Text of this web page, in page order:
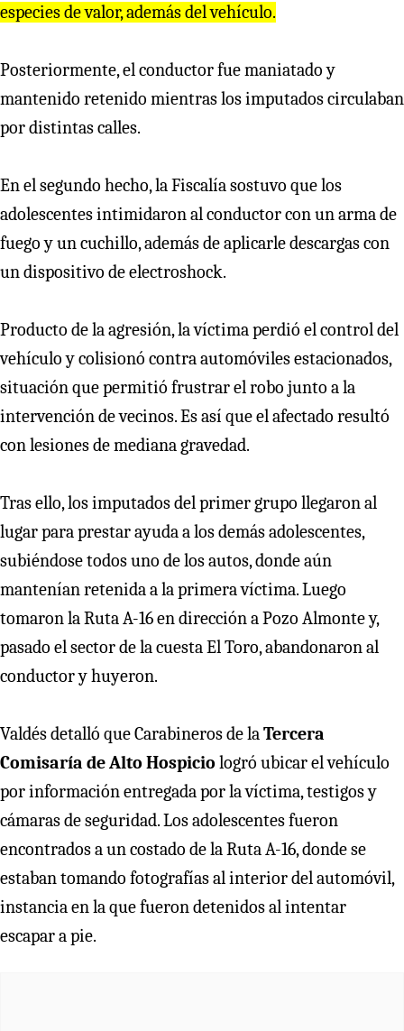
especies de valor, además del vehículo.
Posteriormente, el conductor fue maniatado y
mantenido retenido mientras los imputados circulaban
por distintas calles.
En el segundo hecho, la Fiscalía sostuvo que los
adolescentes intimidaron al conductor con un arma de
fuego y un cuchillo, además de aplicarle descargas con
un dispositivo de electroshock.
Producto de la agresión, la víctima perdió el control del
vehículo y colisionó contra automóviles estacionados,
situación que permitió frustrar el robo junto a la
intervención de vecinos. Es así que el afectado resultó
con lesiones de mediana gravedad.
Tras ello, los imputados del primer grupo llegaron al
lugar para prestar ayuda a los demás adolescentes,
subiéndose todos uno de los autos, donde aún
mantenían retenida a la primera víctima. Luego
tomaron la Ruta A-16 en dirección a Pozo Almonte y,
pasado el sector de la cuesta El Toro, abandonaron al
conductor y huyeron.
Valdés detalló que Carabineros de laTercera
Comisaría de Alto Hospicio logró ubicar el vehículo
por información entregada por la víctima, testigos y
cámaras de seguridad. Los adolescentes fueron
encontrados a un costado de la Ruta A-16, donde se
estaban tomando fotografías al interior del automóvil,
instancia en la que fueron detenidos al intentar
escapar a pie.